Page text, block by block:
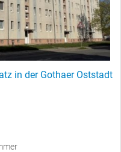
in der Gothaer Oststadt